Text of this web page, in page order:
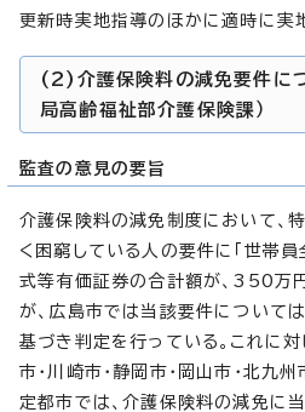
更新時実地指導のほかに適時に実
(2)介護保険料の減免要件につ
局高齢福祉部介護保険課）
監査の意見の要旨
介護保険料の減免制度において、
く困窮している人の要件に「世帯
式等有価証券の合計額が、350万
が、広島市では当該要件について
基づき判定を行っている。これに対
市・川崎市・静岡市・岡山市・北九
定都市では、介護保険料の減免に